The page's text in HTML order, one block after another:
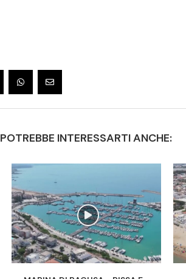
POTREBBE INTERESSARTI ANCHE: